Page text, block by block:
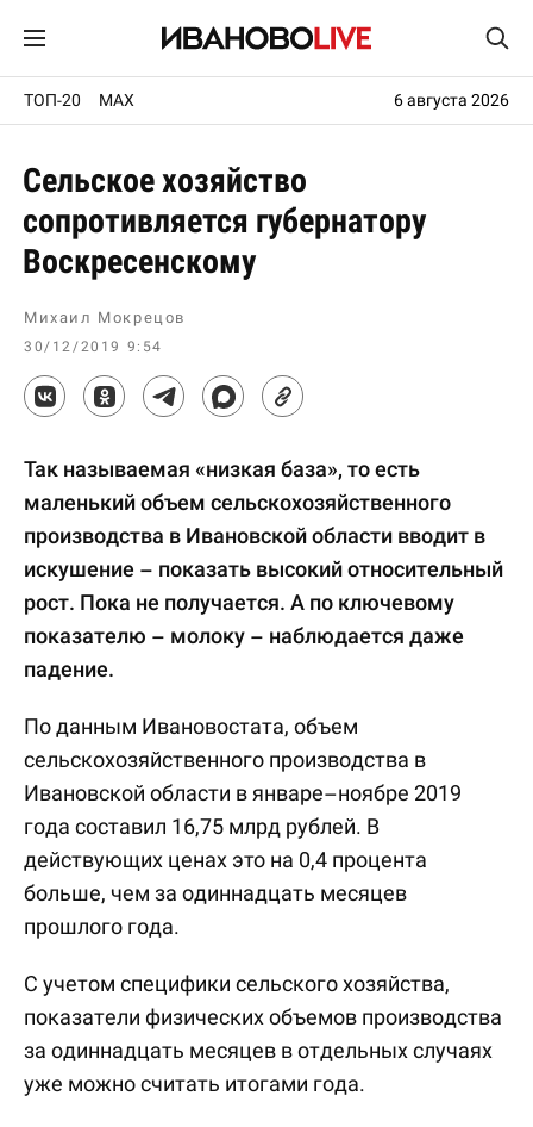
ТОП-20 MAX 6 августа 2026
Сельское хозяйство
сопротивляется губернатору
Воскресенскому
Михаил Мокрецов
30/12/2019 9:54
Так называемая «низкая база», то есть
маленький объем сельскохозяйственного
производства в Ивановской области вводит в
искушение – показать высокий относительный
рост. Пока не получается. А по ключевому
показателю – молоку – наблюдается даже
падение.
По данным Ивановостата, объем
сельскохозяйственного производства в
Ивановской области в январе–ноябре 2019
года составил 16,75 млрд рублей. В
действующих ценах это на 0,4 процента
больше, чем за одиннадцать месяцев
прошлого года.
С учетом специфики сельского хозяйства,
показатели физических объемов производства
за одиннадцать месяцев в отдельных случаях
уже можно считать итогами года.